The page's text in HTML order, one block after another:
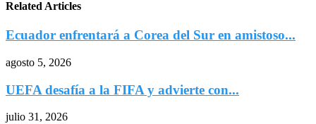
Related Articles
Ecuador enfrentará a Corea del Sur en amistoso...
agosto 5, 2026
UEFA desafía a la FIFA y advierte con...
julio 31, 2026